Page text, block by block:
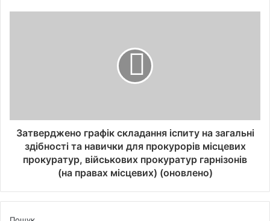
Затверджено графік складання іспиту на загальні
здібності та навички для прокурорів місцевих
прокуратур, військових прокуратур гарнізонів
(на правах місцевих) (оновлено)